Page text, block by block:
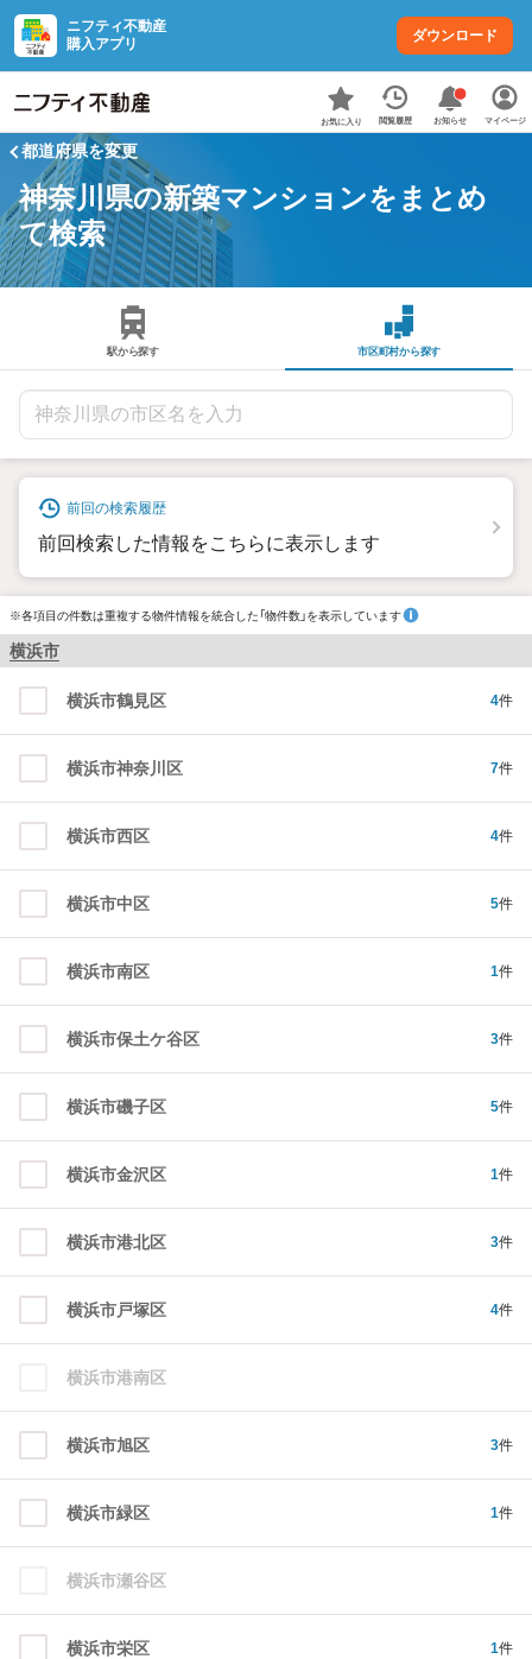
ニフティ不動産
購入アプリ
ダウンロード
お気に入り 閲覧履歴 お知らせ マイページ
都道府県を変更
神奈川県の新築マンションをまとめ
て検索
駅から探す 市区町村から探す
前回の検索履歴
前回検索した情報をこちらに表示します
※各項目の件数は重複する物件情報を統合した「物件数」を表示しています
横浜市
横浜市鶴見区 4件
横浜市神奈川区 7件
横浜市西区 4件
横浜市中区 5件
横浜市南区 1件
横浜市保土ケ谷区 3件
横浜市磯子区 5件
横浜市金沢区 1件
横浜市港北区 3件
横浜市戸塚区 4件
横浜市港南区
横浜市旭区 3件
横浜市緑区 1件
横浜市瀬谷区
横浜市栄区 1件